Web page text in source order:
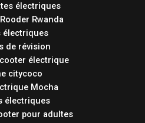
électriques
Rwanda
électriques
de révision
électrique
citycoco
Mocha
électriques
pour adultes